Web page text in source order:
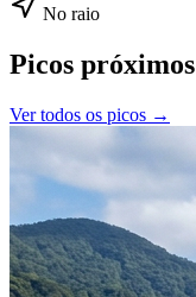
No raio
Picos próximos
Ver todos os picos →